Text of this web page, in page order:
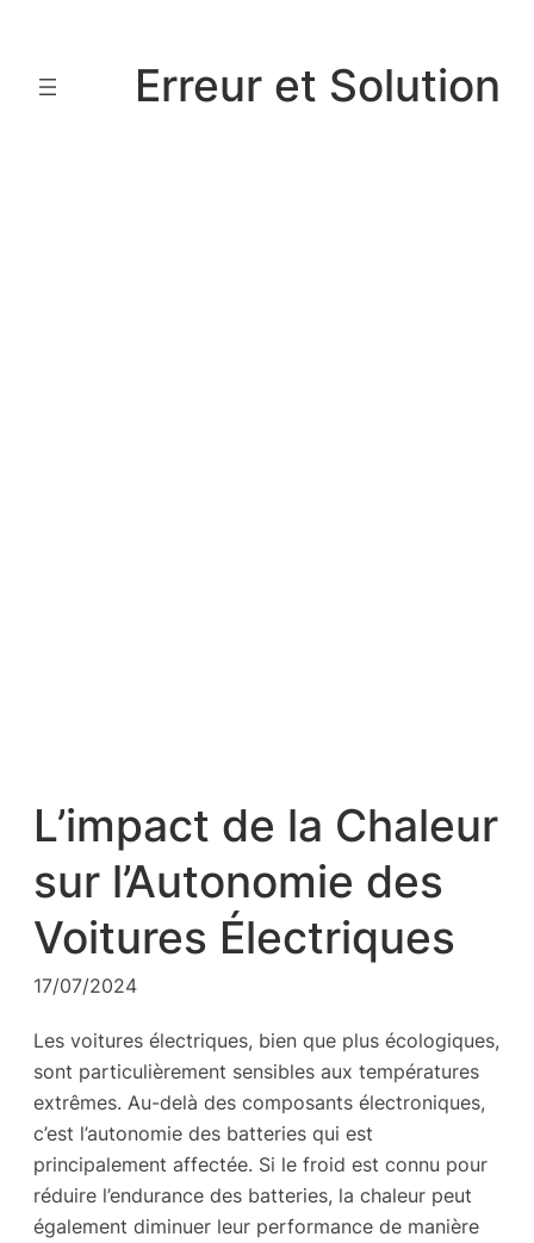
contenu
Erreur et Solution
L’impact de la Chaleur
sur l’Autonomie des
Voitures Électriques
17/07/2024
Les voitures électriques, bien que plus écologiques,
sont particulièrement sensibles aux températures
extrêmes. Au-delà des composants électroniques,
c’est l’autonomie des batteries qui est
principalement affectée. Si le froid est connu pour
réduire l’endurance des batteries, la chaleur peut
également diminuer leur performance de manière